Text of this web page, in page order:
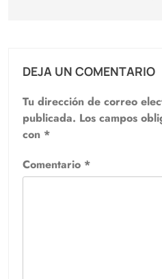
DEJA UN COMENTARIO
Tu dirección de correo
publicada. Los campos
con *
Comentario *